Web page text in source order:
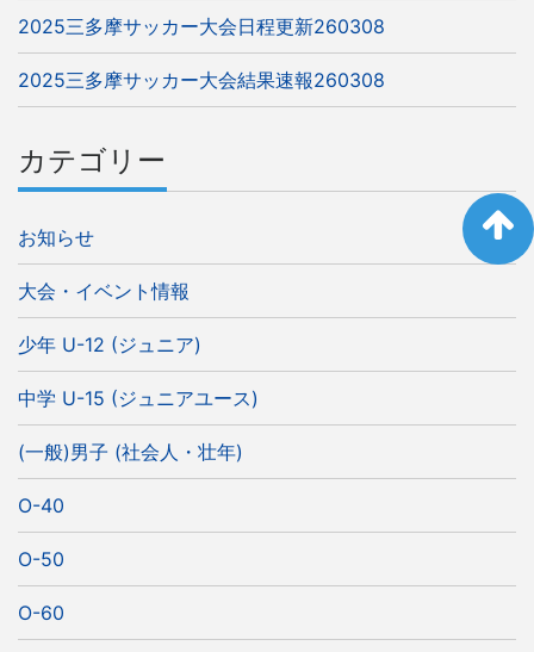
2025三多摩サッカー大会日程更新260308
2025三多摩サッカー大会結果速報260308
カテゴリー
お知らせ
大会・イベント情報
少年 U-12 (ジュニア)
中学 U-15 (ジュニアユース)
(一般)男子 (社会人・壮年)
O-40
O-50
O-60